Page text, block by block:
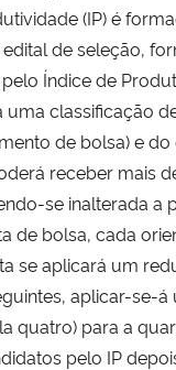
(IP) é
de seleção,
Índice de
uma classificação
de bolsa) e do
receber mais
se inalterada a
de bolsa, cada
se aplicará um
aplicar-se-
quatro) para a
pelo IP